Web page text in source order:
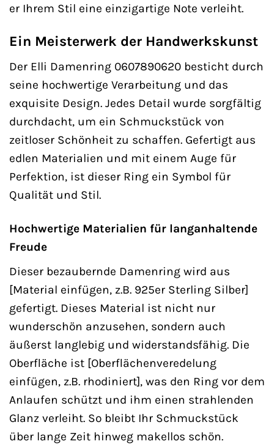
er Ihrem Stil eine einzigartige Note verleiht.
Ein Meisterwerk der Handwerkskunst
Der Elli Damenring 0607890620 besticht durch
seine hochwertige Verarbeitung und das
exquisite Design. Jedes Detail wurde sorgfältig
durchdacht, um ein Schmuckstück von
zeitloser Schönheit zu schaffen. Gefertigt aus
edlen Materialien und mit einem Auge für
Perfektion, ist dieser Ring ein Symbol für
Qualität und Stil.
Hochwertige Materialien für langanhaltende
Freude
Dieser bezaubernde Damenring wird aus
[Material einfügen, z.B. 925er Sterling Silber]
gefertigt. Dieses Material ist nicht nur
wunderschön anzusehen, sondern auch
äußerst langlebig und widerstandsfähig. Die
Oberfläche ist [Oberflächenveredelung
einfügen, z.B. rhodiniert], was den Ring vor dem
Anlaufen schützt und ihm einen strahlenden
Glanz verleiht. So bleibt Ihr Schmuckstück
über lange Zeit hinweg makellos schön.